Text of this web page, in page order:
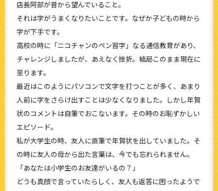
店長阿部が昔から望んでいること。
それは字がうまくなりたいことです。なぜか子どもの時から
字が下手です。
高校の時に「ニコチャンのペン習字」なる通信教育があり、
チャレンジしましたが、あえなく挫折。結局このまま現在に
至ります。
最近はこのようにパソコンで文字を打つことが多く、あまり
人前に字をさらけ出すことは少なくなりました。しかし年賀
状のコメントは自筆でおこないます。その時のお恥ずかしい
エピソード。
私が大学生の時、友人に直筆で年賀状を出していました。そ
の時に友人の母から出た言葉は、今でも忘れられません。
「あなたは小学生のお友達がいるの？」
どうも真顔で言っていたらしく、友人も返答に困ったようで